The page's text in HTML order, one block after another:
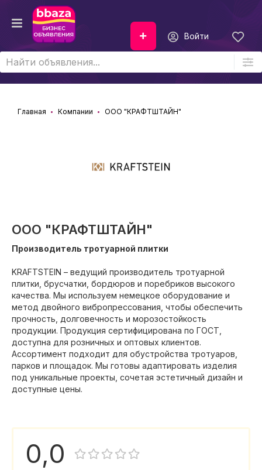
Войти
Главная Компании ООО "КРАФТШТАЙН"
ООО "КРАФТШТАЙН"
Производитель тротуарной плитки
KRAFTSTEIN – ведущий производитель тротуарной
плитки, брусчатки, бордюров и поребриков высокого
качества. Мы используем немецкое оборудование и
метод двойного вибропрессования, чтобы обеспечить
прочность, долговечность и морозостойкость
продукции. Продукция сертифицирована по ГОСТ,
доступна для розничных и оптовых клиентов.
Ассортимент подходит для обустройства тротуаров,
парков и площадок. Мы готовы адаптировать изделия
под уникальные проекты, сочетая эстетичный дизайн и
доступные цены.
0,0